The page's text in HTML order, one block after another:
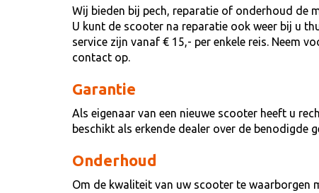
Wij bieden bij pech, reparatie of onderhoud de
U kunt de scooter na reparatie ook weer bij u
service zijn vanaf € 15,- per enkele reis. Neem
contact op.
Garantie
Als eigenaar van een nieuwe scooter heeft u
beschikt als erkende dealer over de benodigde
Onderhoud
Om de kwaliteit van uw scooter te waarborgen